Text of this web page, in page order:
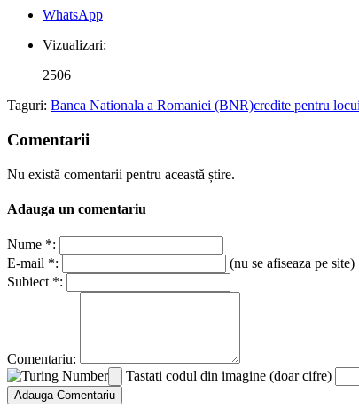
WhatsApp
Vizualizari:
2506
Taguri: Banca Nationala a Romaniei (BNR)credite pentru
Comentarii
Nu există comentarii pentru această știre.
Adauga un comentariu
Nume *:
E-mail *:
(nu se afiseaza pe site)
Subiect *:
Comentariu:
Tastati codul din imagine (doar cifre)